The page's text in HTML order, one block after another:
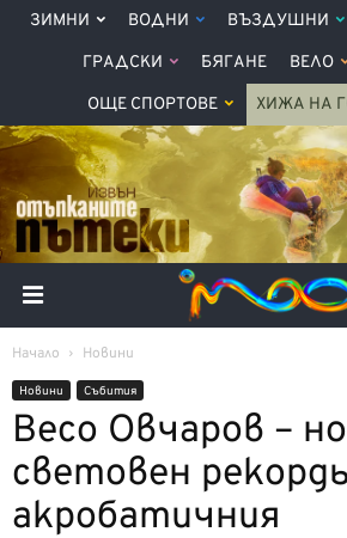
ЗИМНИ ВОДНИ ВЪЗДУШНИ
ГРАДСКИ БЯГАНЕ ВЕЛО
ОЩЕ СПОРТОВЕ ХИЖА НА
Начало Новини
Новини Събития
Весо Овчаров –
световен
акробатичния